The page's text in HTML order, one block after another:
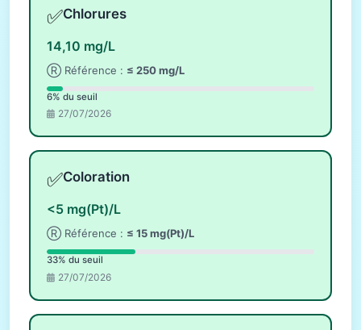
✅Chlorures
14,10 mg/L
Ⓡ Référence : ≤ 250 mg/L
6% du seuil
27/07/2026
✅Coloration
<5 mg(Pt)/L
Ⓡ Référence : ≤ 15 mg(Pt)/L
33% du seuil
27/07/2026